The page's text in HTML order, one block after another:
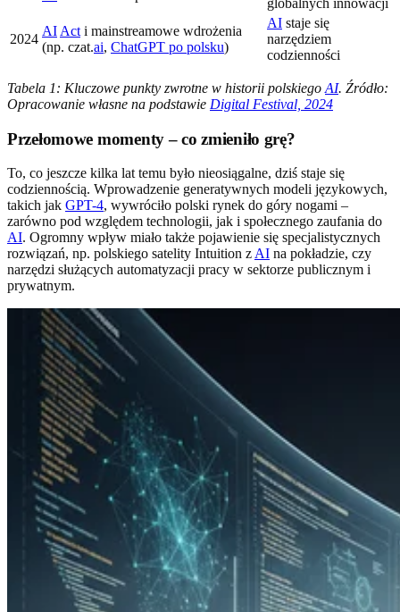
2024
AI Act i mainstreamowe wdrożenia
(np. czat.ai, ChatGPT po polsku)
AI staje się
narzędziem
codzienności
Tabela 1: Kluczowe punkty zwrotne w historii polskiego AI. Źródło:
Opracowanie własne na podstawie Digital Festival, 2024
Przełomowe momenty – co zmieniło grę?
To, co jeszcze kilka lat temu było nieosiągalne, dziś staje się
codziennością. Wprowadzenie generatywnych modeli językowych,
takich jak GPT-4, wywróciło polski rynek do góry nogami –
zarówno pod względem technologii, jak i społecznego zaufania do
AI. Ogromny wpływ miało także pojawienie się specjalistycznych
rozwiązań, np. polskiego satelity Intuition z AI na pokładzie, czy
narzędzi służących automatyzacji pracy w sektorze publicznym i
prywatnym.